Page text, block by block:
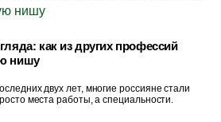
как из других профессий
нишу
двух лет, многие россияне стали
места работы, а специальности.